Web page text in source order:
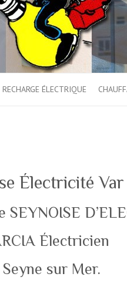
ÉLECTRIQUE
Électricité Var
SEYNOISE
Électricien
sur Mer.